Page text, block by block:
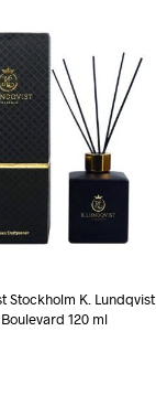
Stockholm K. Lundqvist
120 ml